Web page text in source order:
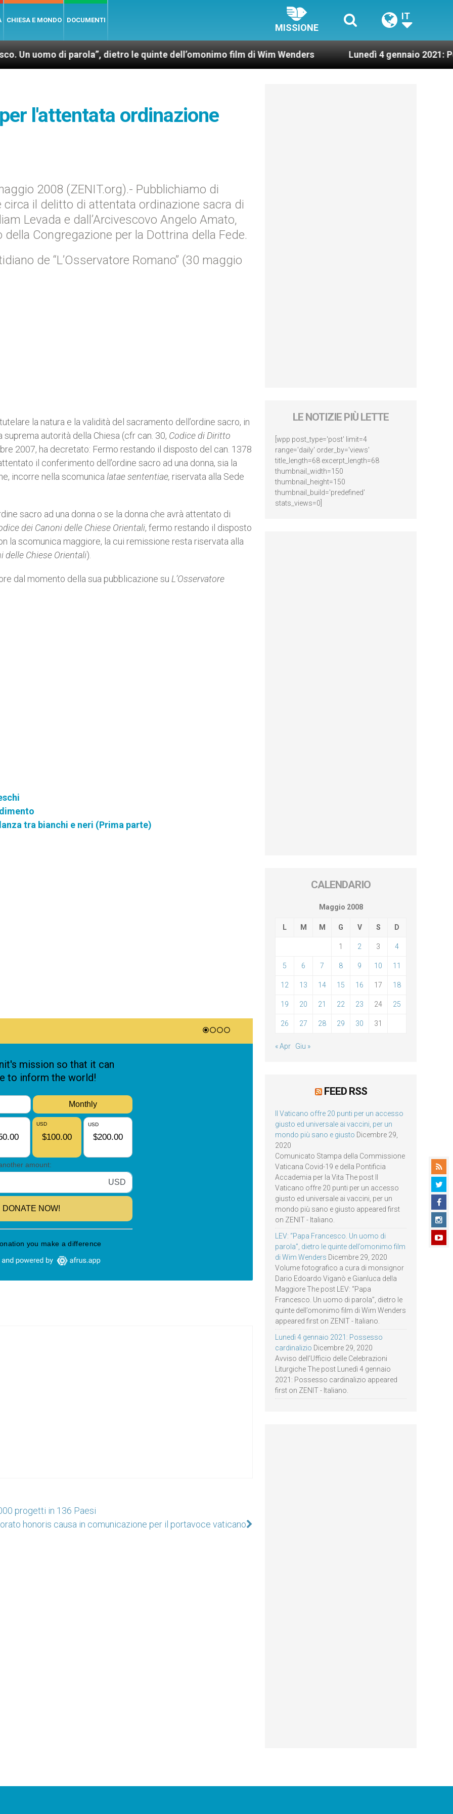
CHIESA E MONDO DOCUMENTI
MISSIONE
IT
di parola”, dietro le quinte dell’omonimo film di Wim Wenders Lunedì 4 gennaio 2021: Possesso
l'attentata ordinazione
2008 (ZENIT.org).- Pubblichiamo di
il delitto di attentata ordinazione sacra di
Levada e dall’Arcivescovo Angelo Amato,
Congregazione per la Dottrina della Fede.
de “L’Osservatore Romano” (30 maggio
la natura e la validità del sacramento dell’ordine sacro, in
autorità della Chiesa (cfr can. 30, Codice di Diritto
2007, ha decretato: Fermo restando il disposto del can. 1378
il conferimento dell’ordine sacro ad una donna, sia la
incorre nella scomunica latae sententiae, riservata alla Sede
sacro ad una donna o se la donna che avrà attentato di
dei Canoni delle Chiese Orientali, fermo restando il disposto
la scomunica maggiore, la cui remissione resta riservata alla
delle Chiese Orientali).
dal momento della sua pubblicazione su L’Osservatore
tra bianchi e neri (Prima parte)
progetti in 136 Paesi
honoris causa in comunicazione per il portavoce vaticano
LE NOTIZIE PIÙ LETTE
[wpp post_type='post' limit=4
range='daily' order_by='views'
title_length=68 excerpt_length=68
thumbnail_width=150
thumbnail_height=150
thumbnail_build='predefined'
stats_views=0]
CALENDARIO
Maggio 2008
L M M G V S D
1 2 3 4
5 6 7 8 9 10 11
12 13 14 15 16 17 18
19 20 21 22 23 24 25
26 27 28 29 30 31
« Apr Giu »
FEED RSS
Il Vaticano offre 20 punti per un accesso
giusto ed universale ai vaccini, per un
mondo più sano e giusto Dicembre 29,
2020
Comunicato Stampa della Commissione
Vaticana Covid-19 e della Pontificia
Accademia per la Vita The post Il
Vaticano offre 20 punti per un accesso
giusto ed universale ai vaccini, per un
mondo più sano e giusto appeared first
on ZENIT - Italiano.
LEV: “Papa Francesco. Un uomo di
parola”, dietro le quinte dell’omonimo film
di Wim Wenders Dicembre 29, 2020
Volume fotografico a cura di monsignor
Dario Edoardo Viganò e Gianluca della
Maggiore The post LEV: “Papa
Francesco. Un uomo di parola”, dietro le
quinte dell’omonimo film di Wim Wenders
appeared first on ZENIT - Italiano.
Lunedì 4 gennaio 2021: Possesso
cardinalizio Dicembre 29, 2020
Avviso dell’Ufficio delle Celebrazioni
Liturgiche The post Lunedì 4 gennaio
2021: Possesso cardinalizio appeared
first on ZENIT - Italiano.